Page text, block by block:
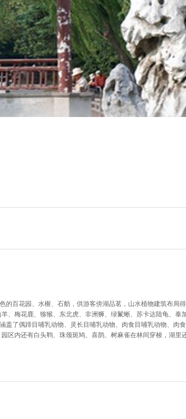
百花园、水榭、石舫，供游客傍湖品茗，山水植物建筑布局
梅花鹿、猕猴、东北虎、非洲狮、绿鬣蜥、苏卡达陆龟、泰
了偶蹄目哺乳动物、灵长目哺乳动物、肉食目哺乳动物、肉
内还有白头鹎、珠颈斑鸠、喜鹊、树麻雀在林间穿梭，湖里